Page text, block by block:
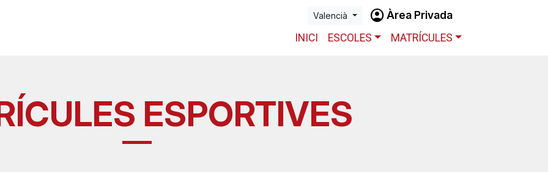
Valencià account_circleÀrea Privada
INICI ESCOLES MATRÍCULES
ESPORTIVES